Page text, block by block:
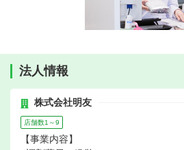
法人情報
株式会社明友
店舗数1～9
【事業内容】